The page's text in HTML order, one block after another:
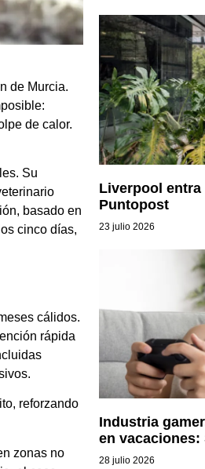
de Murcia.
de calor.
Su
basado en
cinco días,
cálidos.
rápida
reforzando
zonas no
Liverpool
Puntopost
23 julio 2026
Industria
en vacaciones:
28 julio 2026